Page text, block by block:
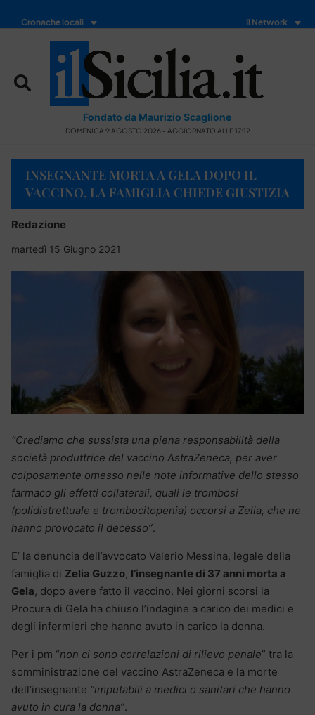
Cronache locali Il Network
Fondato da Maurizio Scaglione
DOMENICA 9 AGOSTO 2026 - AGGIORNATO ALLE 17:12
INSEGNANTE MORTA A GELA DOPO IL
VACCINO, LA FAMIGLIA CHIEDE GIUSTIZIA
Redazione
martedì 15 Giugno 2021
“Crediamo che sussista una piena responsabilità della
società produttrice del vaccino AstraZeneca, per aver
colposamente omesso nelle note informative dello stesso
farmaco gli effetti collaterali, quali le trombosi
(polidistrettuale e trombocitopenia) occorsi a Zelia, che ne
hanno provocato il decesso”.
E’ la denuncia dell’avvocato Valerio Messina, legale della
famiglia di Zelia Guzzo, l’insegnante di 37 anni morta a
Gela, dopo avere fatto il vaccino. Nei giorni scorsi la
Procura di Gela ha chiuso l’indagine a carico dei medici e
degli infermieri che hanno avuto in carico la donna.
Per i pm “non ci sono correlazioni di rilievo penale” tra la
somministrazione del vaccino AstraZeneca e la morte
dell’insegnante “imputabili a medici o sanitari che hanno
avuto in cura la donna”.